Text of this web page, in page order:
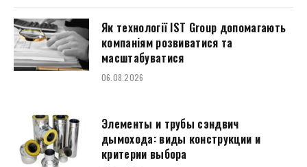
Як технології IST Group допомагають
компаніям розвиватися та
масштабуватися
06.08.2026
Элементы и трубы сэндвич
дымохода: виды конструкции и
критерии выбора